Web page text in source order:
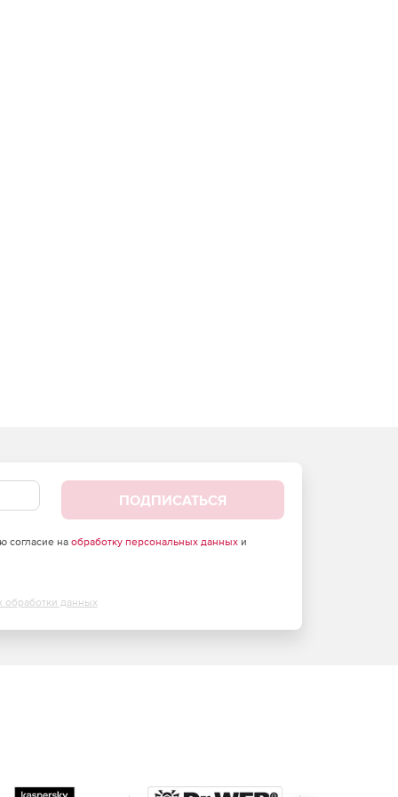
ПОДПИСАТЬСЯ
согласие на обработку персональных данныхи
обработки данных